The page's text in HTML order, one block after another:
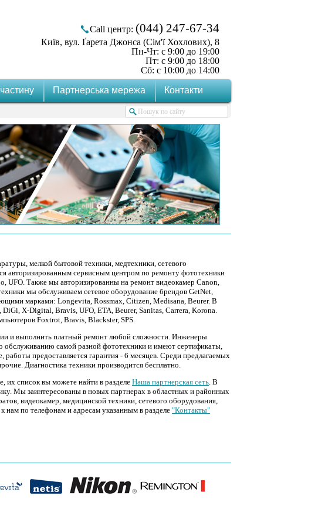
Call центр: (044) 247-67-34
Київ, вул. Ґарета Джонса (Сім'ї Хохлових), 8
Пн-Чт: с 9:00 до 19:00
Пт: с 9:00 до 18:00
Сб: с 10:00 до 14:00
Партнерська мережа Контакти
Пошук по сайту
мелкой бытовой техники, медтехники, сетевого
авторизированным сервисным центром по ремонту фототехники
UFO. Также мы авторизированны на ремонт видеокамер Canon,
мы обслуживаем сетевое оборудование брендов GetNet,
марками: Longevita, Rossmax, Citizen, Medisana, Beurer. В
X-Digital, Bravis, UFO, ETA, Beurer, Sanitas, Carrera, Korona.
Foxtrot, Bravis, Blackster, SPS.
и выполнить платный ремонт любой сложности. Инженеры
обслуживанию самой разной фототехники и имеют сертификаты,
предоставляется гарантия - 6 месяцев. Среди предлагаемых
Диагностика техники производится бесплатно.
список вы можете найти в разделе Наша партнерская сеть . В
Мы заинтересованы в новых партнерах в областных и районных
видеокамер, медицинской техники, сетевого оборудования,
нам по телефонам и адресам указанным в разделе "Контакты"